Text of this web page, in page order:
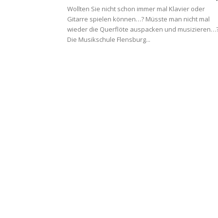
Wollten Sie nicht schon immer mal Klavier oder
Gitarre spielen können…? Müsste man nicht mal
wieder die Querflöte auspacken und
Die Musikschule Flensburg...